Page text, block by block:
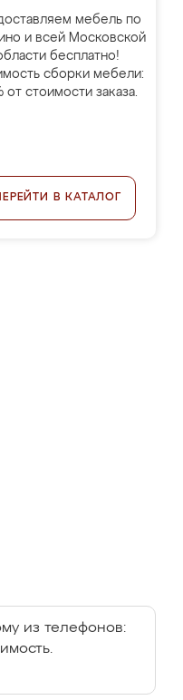
мебель по
и всей Московской
бесплатно!
сборки мебели:
от стоимости заказа.
В КАТАЛОГ
из телефонов: